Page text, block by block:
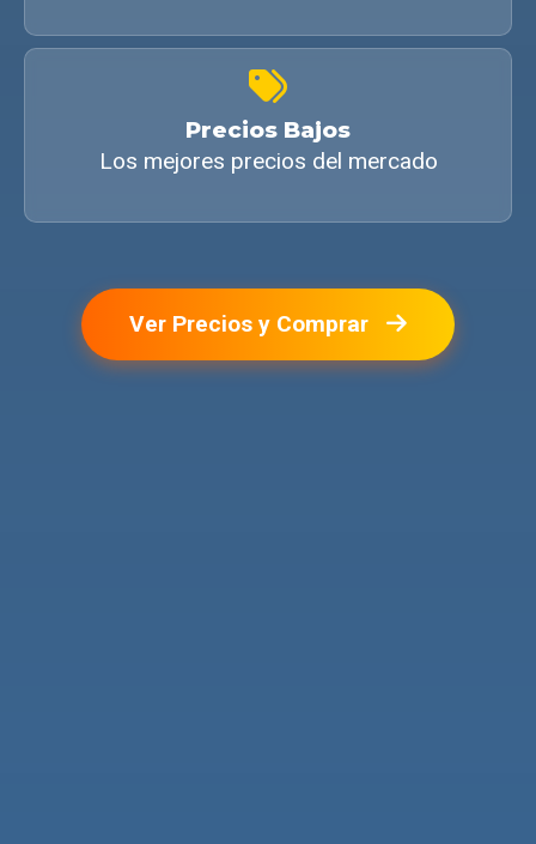
Precios Bajos
Los mejores precios del mercado
Ver Precios y Comprar